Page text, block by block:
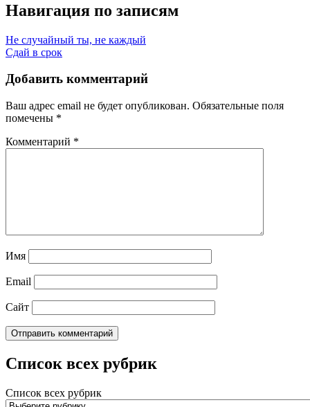
Навигация по записям
Не случайный ты, не каждый
Сдай в срок
Добавить комментарий
Ваш адрес email не будет опубликован. Обязательные поля
помечены *
Комментарий *
Имя
Email
Сайт
Список всех рубрик
Список всех рубрик